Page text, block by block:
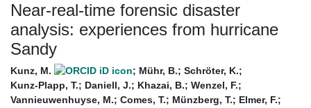
Near-real-time forensic disaster
analysis: experiences from hurricane
Sandy
Kunz, M. ; Mühr, B.; Schröter, K.;
Kunz-Plapp, T.; Daniell, J.; Khazai, B.; Wenzel, F.;
Vannieuwenhuyse, M.; Comes, T.; Münzberg, T.; Elmer, F.;